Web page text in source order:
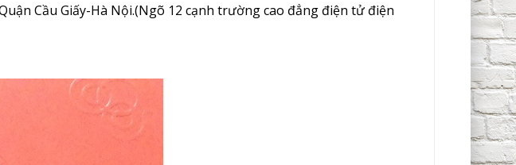
Cầu Giấy-Hà Nội.(Ngõ 12 cạnh trường cao đẳng điện tử điện